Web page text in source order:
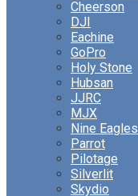
Cheerson
DJI
Eachine
GoPro
Holy Stone
Hubsan
JJRC
MJX
Nine Eagles
Parrot
Pilotage
Silverlit
Skydio